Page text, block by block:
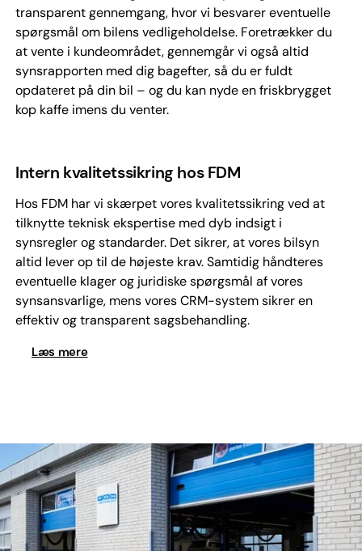
transparent gennemgang, hvor vi besvarer eventuelle
spørgsmål om bilens vedligeholdelse. Foretrækker du
at vente i kundeområdet, gennemgår vi også altid
synsrapporten med dig bagefter, så du er fuldt
opdateret på din bil – og du kan nyde en friskbrygget
kop kaffe imens du venter.
Intern kvalitetssikring hos FDM
Hos FDM har vi skærpet vores kvalitetssikring ved at
tilknytte teknisk ekspertise med dyb indsigt i
synsregler og standarder. Det sikrer, at vores bilsyn
altid lever op til de højeste krav. Samtidig håndteres
eventuelle klager og juridiske spørgsmål af vores
synsansvarlige, mens vores CRM-system sikrer en
effektiv og transparent sagsbehandling.
Læs mere